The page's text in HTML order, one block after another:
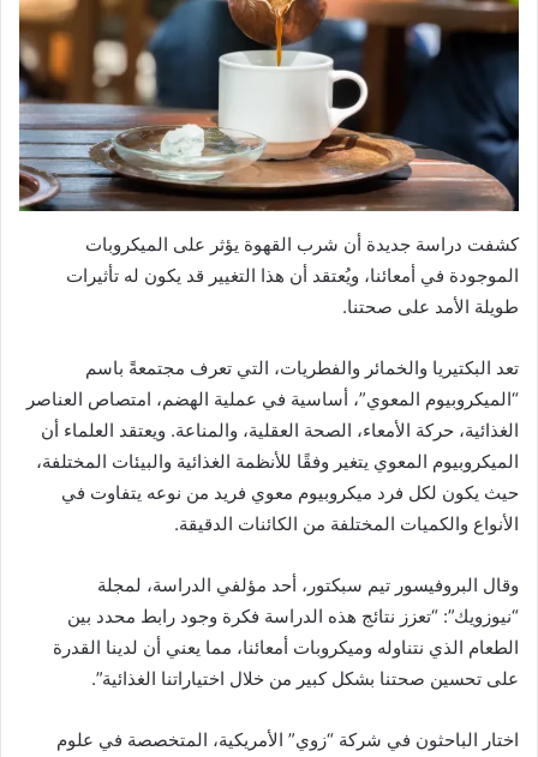
كشفت دراسة جديدة أن شرب القهوة يؤثر على الميكروبات
الموجودة في أمعائنا، ويُعتقد أن هذا التغيير قد يكون له تأثيرات
طويلة الأمد على صحتنا.
تعد البكتيريا والخمائر والفطريات، التي تعرف مجتمعةً باسم
“الميكروبيوم المعوي”، أساسية في عملية الهضم، امتصاص العناصر
الغذائية، حركة الأمعاء، الصحة العقلية، والمناعة. ويعتقد العلماء أن
الميكروبيوم المعوي يتغير وفقًا للأنظمة الغذائية والبيئات المختلفة،
حيث يكون لكل فرد ميكروبيوم معوي فريد من نوعه يتفاوت في
الأنواع والكميات المختلفة من الكائنات الدقيقة.
وقال البروفيسور تيم سبكتور، أحد مؤلفي الدراسة، لمجلة
“نيوزويك”: “تعزز نتائج هذه الدراسة فكرة وجود رابط محدد بين
الطعام الذي نتناوله وميكروبات أمعائنا، مما يعني أن لدينا القدرة
على تحسين صحتنا بشكل كبير من خلال اختياراتنا الغذائية”.
اختار الباحثون في شركة “زوي” الأمريكية، المتخصصة في علوم